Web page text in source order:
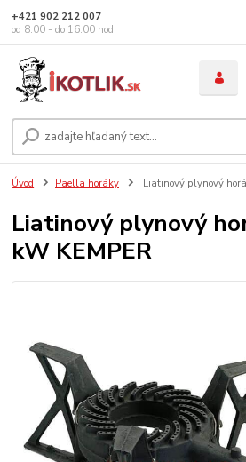
+421 902 212 007
od 8:00 - do 16:00 hod
Úvod Paella horáky Liatinový plynový
Liatinový plynový
kW KEMPER